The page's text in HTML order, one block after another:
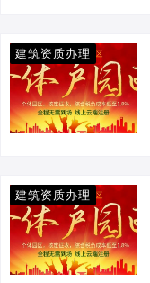
建筑资质办理
建筑资质办理